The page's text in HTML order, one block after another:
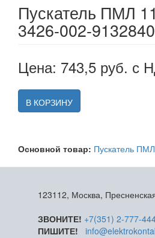
Пускатель ПМЛ
3426-002-
Цена: 743,5 руб. с
В КОРЗИНУ
Основной товар: Пускатель
123112, Москва,
ЗВОНИТЕ! +7(351) 2-777-
ПИШИТЕ!